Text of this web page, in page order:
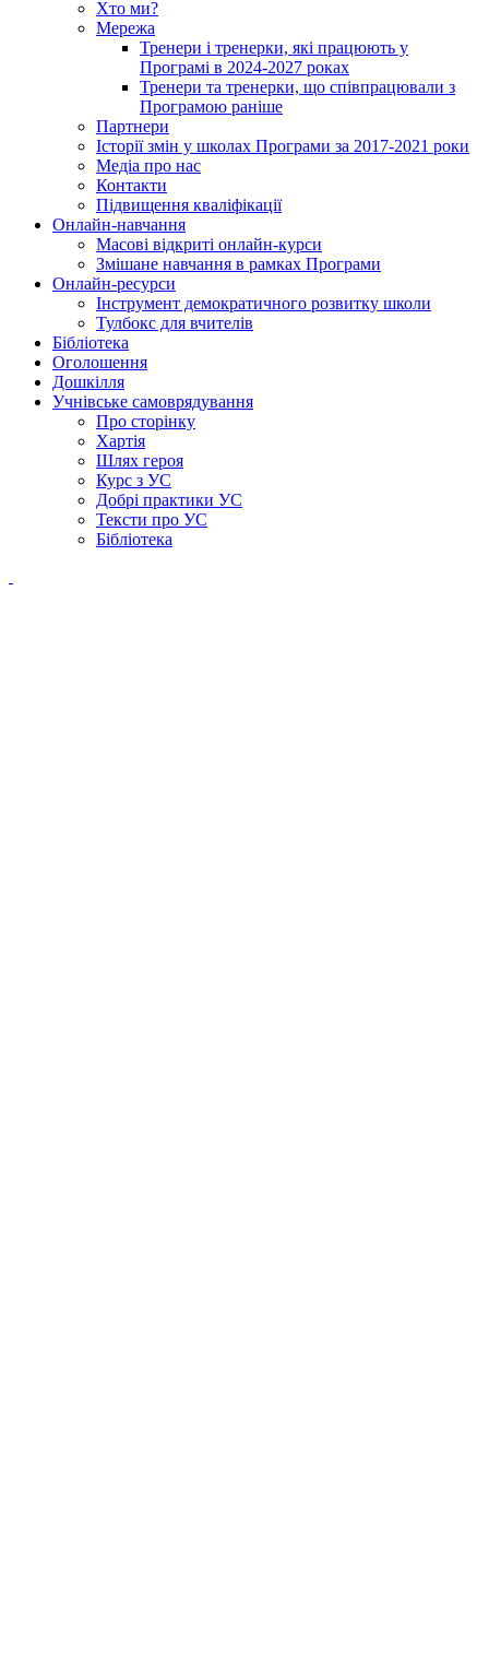
Хто ми?
Мережа
Тренери і тренерки, які працюють у
Програмі в 2024-2027 роках
Тренери та тренерки, що співпрацювали з
Програмою раніше
Партнери
Історії змін у школах Програми за 2017-2021 роки
Медіа про нас
Контакти
Підвищення кваліфікації
Онлайн-навчання
Масові відкриті онлайн-курси
Змішане навчання в рамках Програми
Онлайн-ресурси
Інструмент демократичного розвитку школи
Тулбокс для вчителів
Бібліотека
Оголошення
Дошкілля
Учнівське самоврядування
Про сторінку
Хартія
Шлях героя
Курс з УС
Добрі практики УС
Тексти про УС
Бібліотека